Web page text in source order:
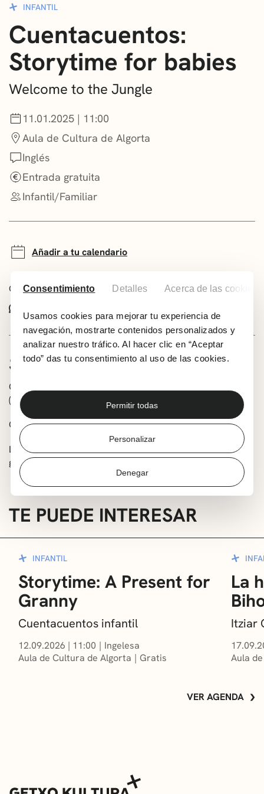
Consentimiento Detalles Acerca de las cookies
Usamos cookies para mejorar tu experiencia de
navegación, mostrarte contenidos personalizados y
analizar nuestro tráfico. Al hacer clic en “Aceptar
todo” das tu consentimiento al uso de las cookies.
Permitir todas
Personalizar
Denegar
NOTICIAS
GETXO KULTURA
ASOCIACIONES CULTURALES
INFANTIL
Cuentacuentos:
Storytime for babies
Welcome to the Jungle
11.01.2025 | 11:00
Aula de Cultura de Algorta
Inglés
Entrada gratuita
Infantil/Familiar
Añadir a tu calendario
Comparte este evento:
SOBRE LA ACTIVIDAD
Cuentacuentos en inglés para niños entre 9 y 36 meses
(1-3 años).
Organiza: KIDS&US Algorta-Getxo
La inscripción previa es obligatoria. Inscripción:
getxo@kidsandus.es / algorta@kidsandus.es
TE PUEDE INTERESAR
INFANTIL
Storytime: A Present for
Granny
Cuentacuentos infantil
12.09.2026 | 11:00
Ingelesa
Aula de Cultura de Algorta
Gratis
La
Itziar
Aula
VER AGENDA